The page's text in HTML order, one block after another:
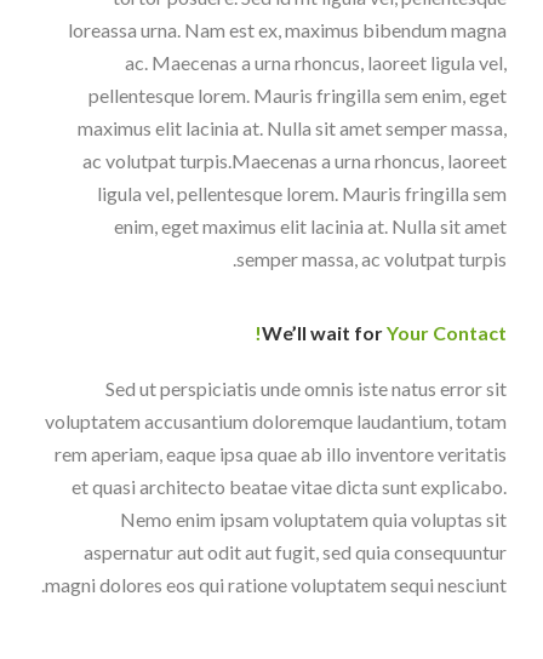
loreassa urna. Nam est ex, maximus bibendum magna
ac. Maecenas a urna rhoncus, laoreet ligula vel,
pellentesque lorem. Mauris fringilla sem enim, eget
maximus elit lacinia at. Nulla sit amet semper massa,
ac volutpat turpis.Maecenas a urna rhoncus, laoreet
ligula vel, pellentesque lorem. Mauris fringilla sem
enim, eget maximus elit lacinia at. Nulla sit amet
semper massa, ac volutpat turpis.
We’ll wait forYour Contact!
Sed ut perspiciatis unde omnis iste natus error sit
voluptatem accusantium doloremque laudantium, totam
rem aperiam, eaque ipsa quae ab illo inventore veritatis
et quasi architecto beatae vitae dicta sunt explicabo.
Nemo enim ipsam voluptatem quia voluptas sit
aspernatur aut odit aut fugit, sed quia consequuntur
magni dolores eos qui ratione voluptatem sequi nesciunt.